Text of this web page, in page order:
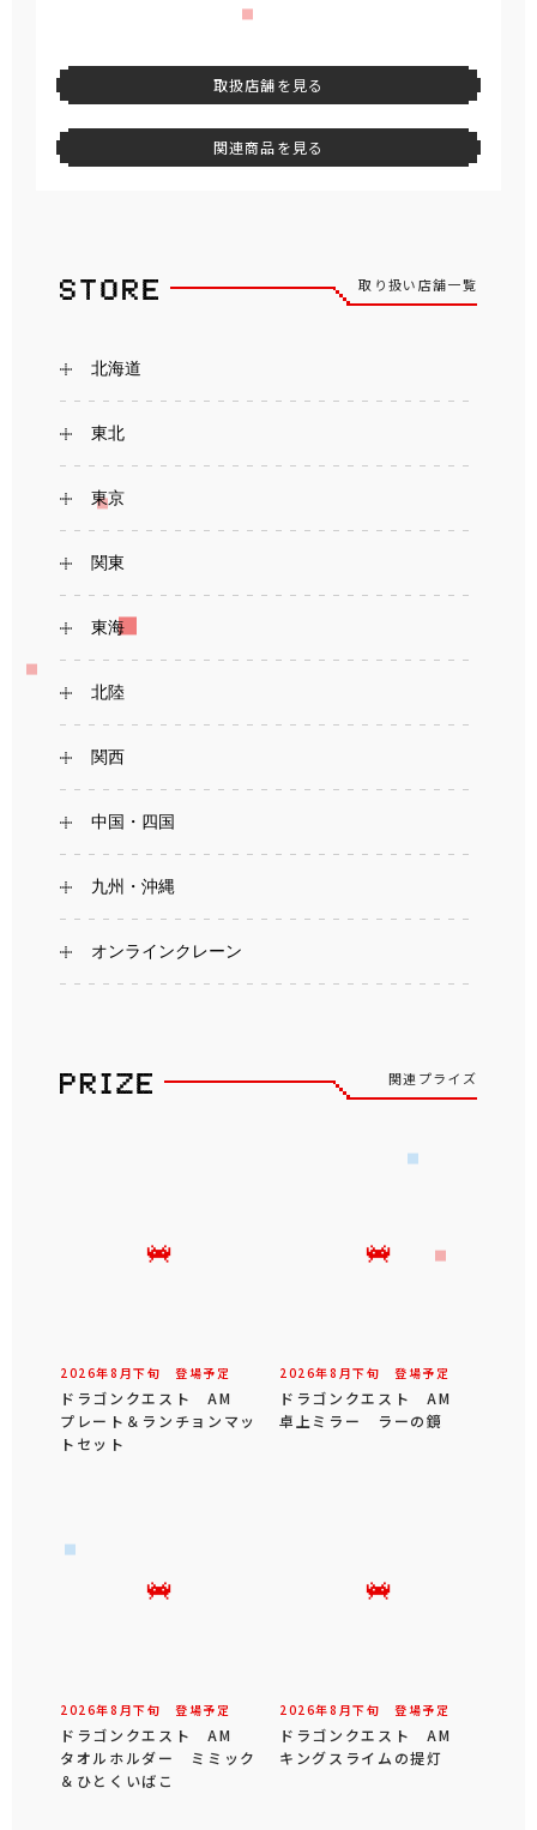
取扱店舗を見る
関連商品を見る
取り扱い店舗一覧
北海道
東北
東京
関東
東海
北陸
関西
中国・四国
九州・沖縄
オンラインクレーン
関連プライズ
2026年8 月下旬 登場予定
ドラゴンクエスト AM
プレート＆ランチョンマッ
トセット
2026年8 月下旬 登場予定
ドラゴンクエスト AM
卓上ミラー ラーの鏡
2026年8 月下旬 登場予定
ドラゴンクエスト AM
タオルホルダー ミミック
＆ひとくいばこ
2026年8 月下旬 登場予定
ドラゴンクエスト AM
キングスライムの提灯